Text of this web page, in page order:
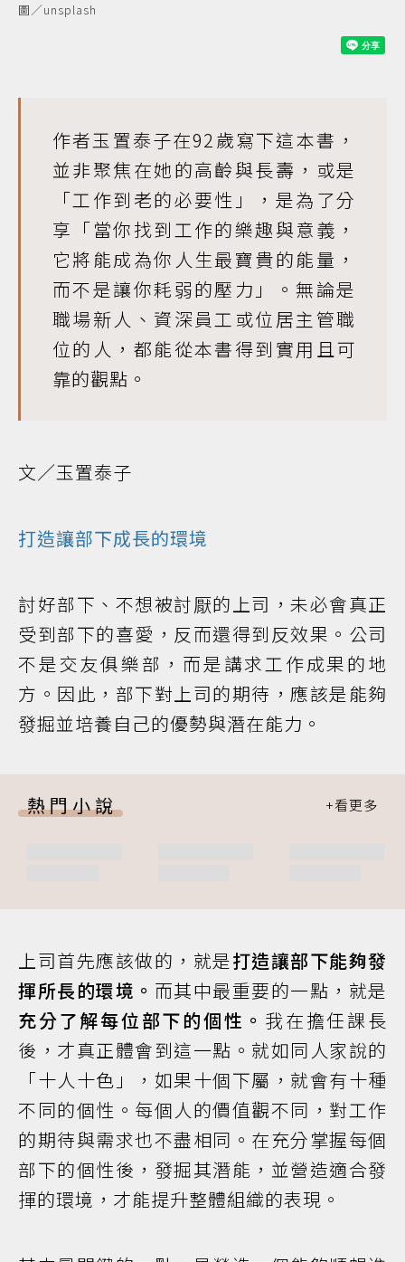
圖／unsplash
作者玉置泰子在92歲寫下這本書，
並非聚焦在她的高齡與長壽，或是
「工作到老的必要性」，是為了分
享「當你找到工作的樂趣與意義，
它將能成為你人生最寶貴的能量，
而不是讓你耗弱的壓力」。無論是
職場新人、資深員工或位居主管職
位的人，都能從本書得到實用且可
靠的觀點。
文／玉置泰子
打造讓部下成長的環境
討好部下、不想被討厭的上司，未必會真正
受到部下的喜愛，反而還得到反效果。公司
不是交友俱樂部，而是講求工作成果的地
方。因此，部下對上司的期待，應該是能夠
發掘並培養自己的優勢與潛在能力。
熱門小說
上司首先應該做的，就是打造讓部下能夠發
揮所長的環境。 而其中最重要的一點，就是
充分了解每位部下的個性。 我在擔任課長
後，才真正體會到這一點。就如同人家說的
「十人十色」，如果十個下屬，就會有十種
不同的個性。每個人的價值觀不同，對工作
的期待與需求也不盡相同。在充分掌握每個
部下的個性後，發掘其潛能，並營造適合發
揮的環境，才能提升整體組織的表現。